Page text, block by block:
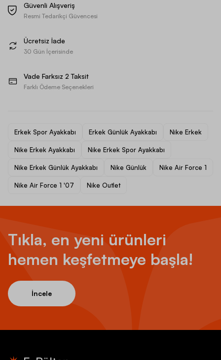
Güvenli Alışveriş
Resmi Tedarikçi Güvencesi
Ücretsiz İade
30 Gün İçerisinde
Vade Farksız 2 Taksit
Farklı Ödeme Seçenekleri
Erkek Spor Ayakkabı Erkek Günlük Ayakkabı Nike Erkek
Nike Erkek Ayakkabı Nike Erkek Spor Ayakkabı
Nike Erkek Günlük Ayakkabı Nike Günlük Nike Air Force 1
Nike Air Force 1 '07 Nike Outlet
Tıkla, en yeni ürünleri
hemen keşfetmeye başla!
İncele